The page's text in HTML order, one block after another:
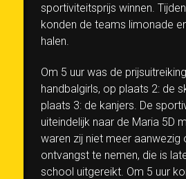
sportiviteitsprijs winnen.
konden de teams limonade
halen.
Om 5 uur was de
handbalgirls, op plaats 2: de
plaats 3: de kanjers. De
uiteindelijk naar de Maria 5D
waren zij niet meer aanwezig
ontvangst te nemen, die is
school uitgereikt. Om 5 uur